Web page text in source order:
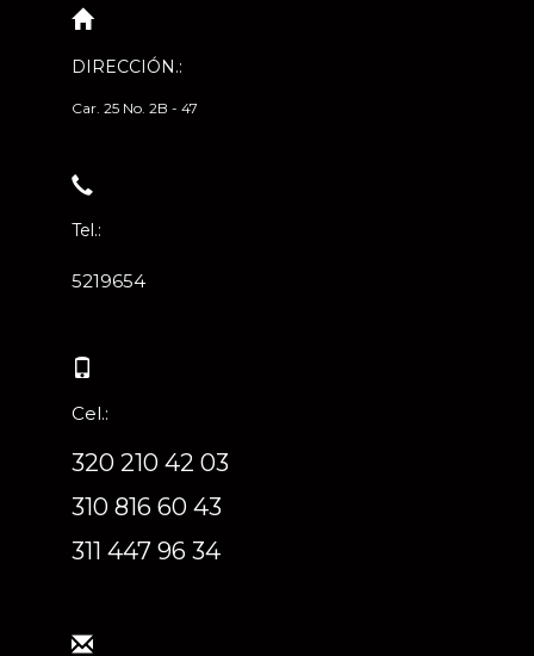
DIRECCIÓN.:
Car. 25 No. 2B - 47
Tel.:
5219654
Cel.:
320 210 42 03
310 816 60 43
311 447 96 34